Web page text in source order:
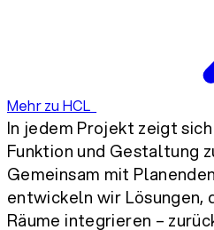
Mehr zu HCL
In jedem Projekt zeigt
Funktion und Gestaltung
Gemeinsam mit
entwickeln wir Lösungen,
Räume integrieren –